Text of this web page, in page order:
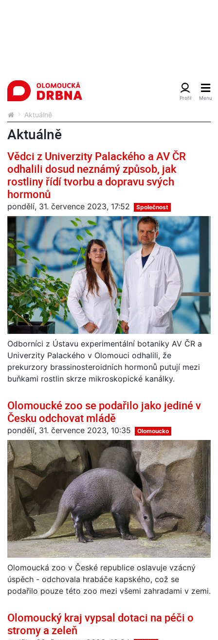
Aktuálně
Aktuálně
Vědci z Univerzity Palackého a AV ČR
odhalili dosud neznámý způsob, jak
rostliny řídí tvorbu a dopravu svých
hormonů
pondělí, 31. července 2023, 17:52 Společnost
Odborníci z Ústavu experimentální botaniky AV ČR a
Univerzity Palackého v Olomouci odhalili, že
prekurzory brassinosteroidních hormonů putují mezi
buňkami rostlin skrze mikroskopické kanálky.
Olomoucké zoo se podařilo jako jediné v
Česku odchovat mládě
pondělí, 31. července 2023, 10:35 Olomoucko
Olomoucká zoo v České republice oslavuje vzácný
úspěch - odchovala hrabáče kapského, což se
podařilo pouze této zoo mezi všemi zahradami v zemi.
Olomoucký kraj vypsal dotaci na péči o
stromy a zeleň